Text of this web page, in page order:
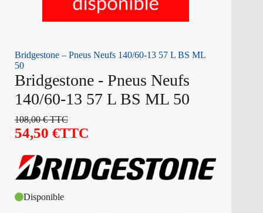
Bridgestone – Pneus Neufs 140/60-13 57 L BS ML
50
Bridgestone - Pneus Neufs
140/60-13 57 L BS ML 50
108,00€TTC
54,50 €TTC
Disponible